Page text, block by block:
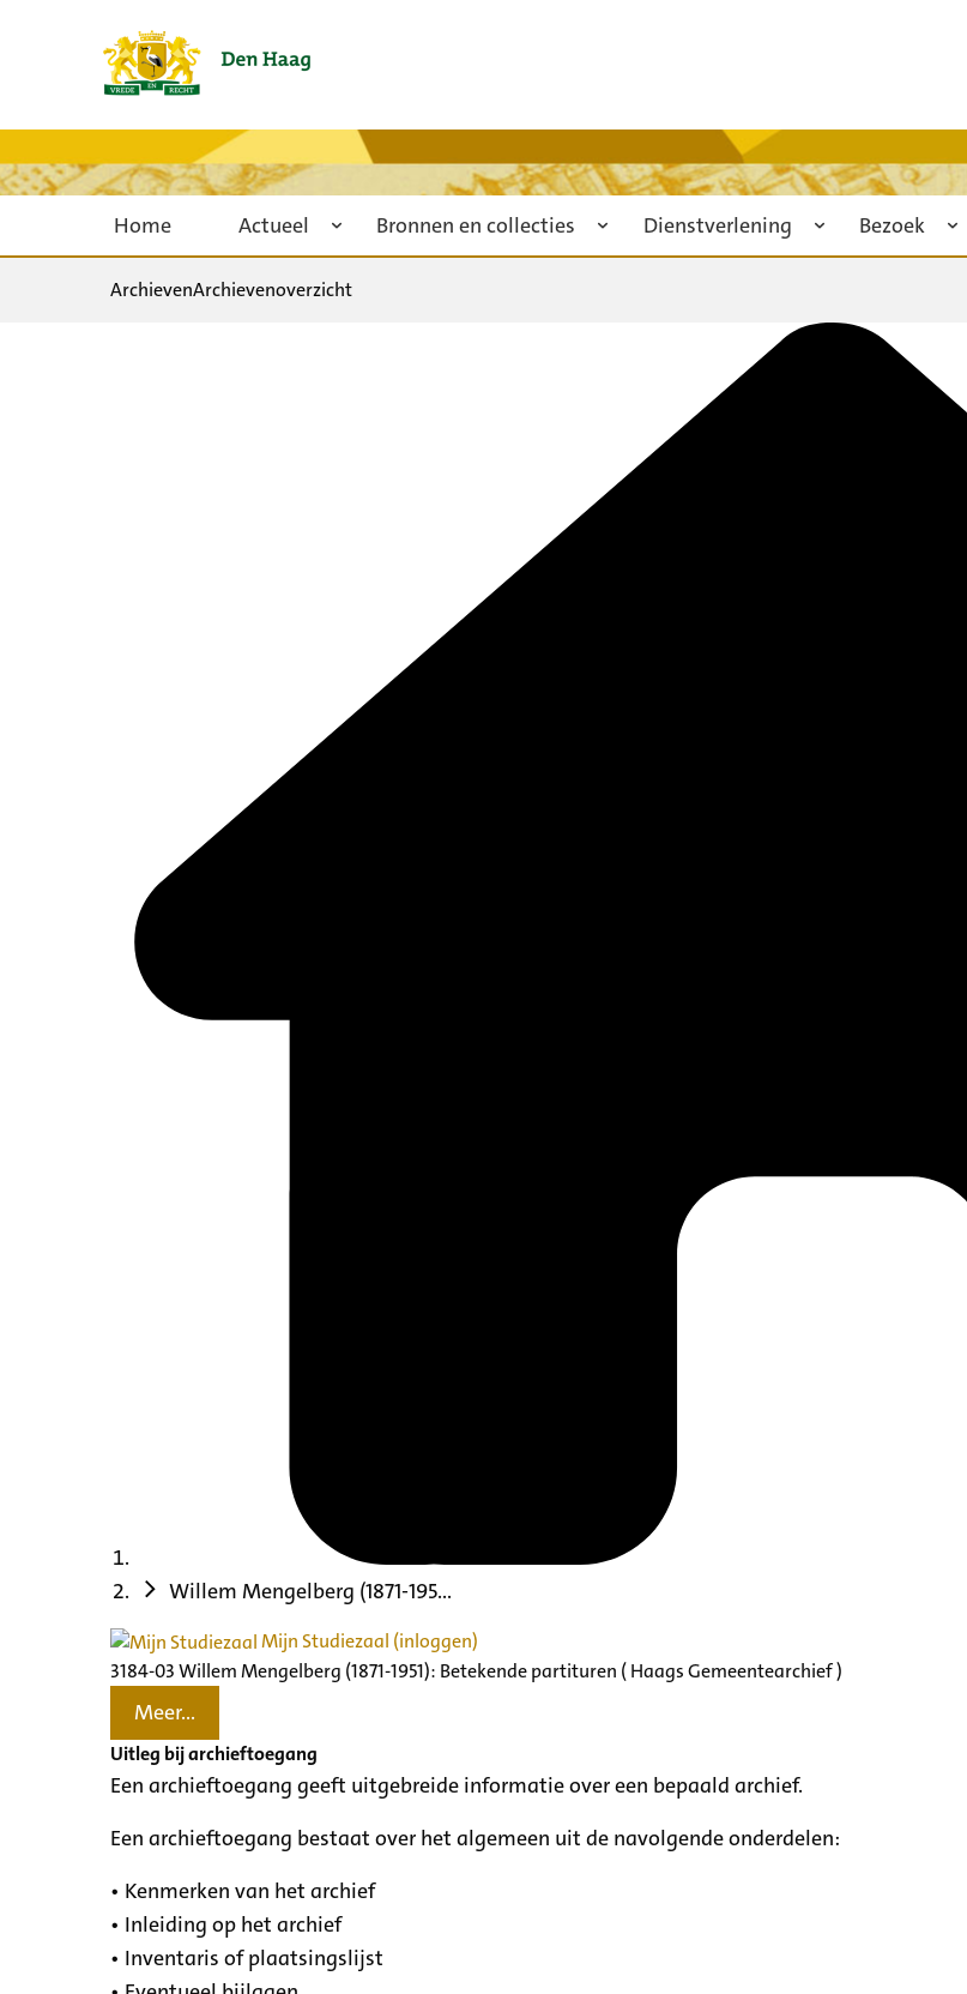
Home Actueel Bronnen en collecties Dienstverlening Bezoek
ArchievenArchievenoverzicht
Willem Mengelberg (1871-195...
Mijn Studiezaal (inloggen)
3184-03 Willem Mengelberg (1871-1951): Betekende partituren ( Haags Gemeentearchief )
Meer...
Uitleg bij archieftoegang
Een archieftoegang geeft uitgebreide informatie over een bepaald archief.
Een archieftoegang bestaat over het algemeen uit de navolgende onderdelen:
• Kenmerken van het archief
• Inleiding op het archief
• Inventaris of plaatsingslijst